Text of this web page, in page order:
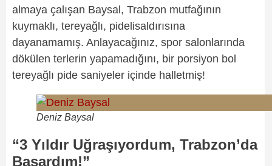
almaya çalışan Baysal, Trabzon mutfağının
kuymaklı, tereyağlı, pidelisaldırısına
dayanamamış. Anlayacağınız, spor salonlarında
dökülen terlerin yapamadığını, bir porsiyon bol
tereyağlı pide saniyeler içinde halletmiş!
Deniz Baysal
“3 Yıldır Uğraşıyordum, Trabzon’da
Başardım!”